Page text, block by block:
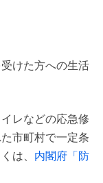
けた方への生活
レなどの応急修
市町村で一定条
は、 内閣府「防